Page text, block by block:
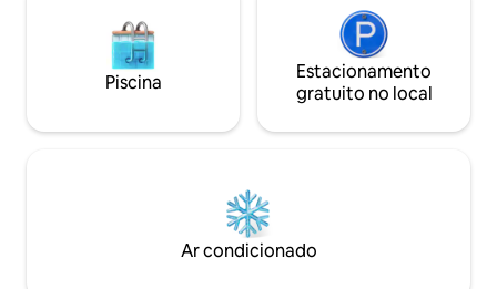
Piscina
Estacionamento
gratuito no local
Ar condicionado